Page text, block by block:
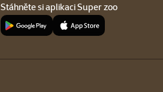
Stáhněte si aplikaci Super zoo